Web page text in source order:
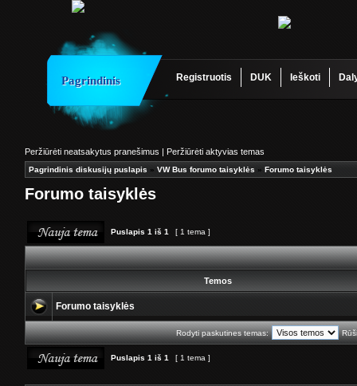
Pagrindinis Registruotis DUK Ieškoti
Peržiūrėti neatsakytus pranešimus | Peržiūrėti aktyvias temas
Pagrindinis diskusijų puslapis » VW Bus forumo taisyklės » Forumo taisyklės
Forumo taisyklės
Puslapis 1 iš 1 [ 1 tema ]
Temos
Forumo taisyklės
Rodyti paskutines temas:
Puslapis 1 iš 1 [ 1 tema ]